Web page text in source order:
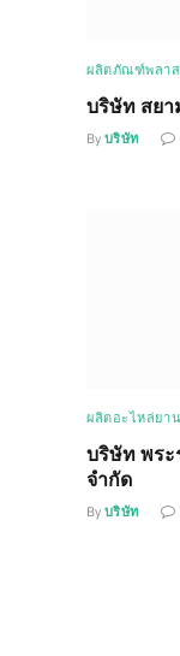
ผลิตภัณฑ์พลา
บริษัท สยา
By บริษัท
ผลิตอะไหล่ยา
บริษัท พระ
จำกัด
By บริษัท